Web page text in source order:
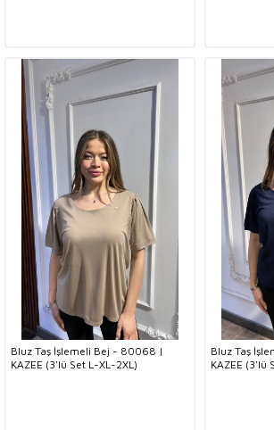
Bluz Taş İşlemeli Bej - 80068 |
KAZEE (3'lü Set L-XL-2XL)
Bluz Taş
KAZEE (3'lü